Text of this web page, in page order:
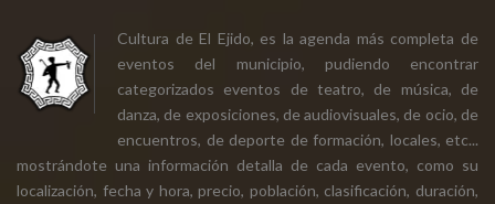
Cultura de El Ejido, es la agenda más completa de
eventos del municipio, pudiendo encontrar
categorizados eventos de teatro, de música, de
danza, de exposiciones, de audiovisuales, de ocio, de
encuentros, de deporte de formación, locales, etc...
mostrándote una información detalla de cada evento, como su
localización, fecha y hora, precio, población, clasificación, duración,